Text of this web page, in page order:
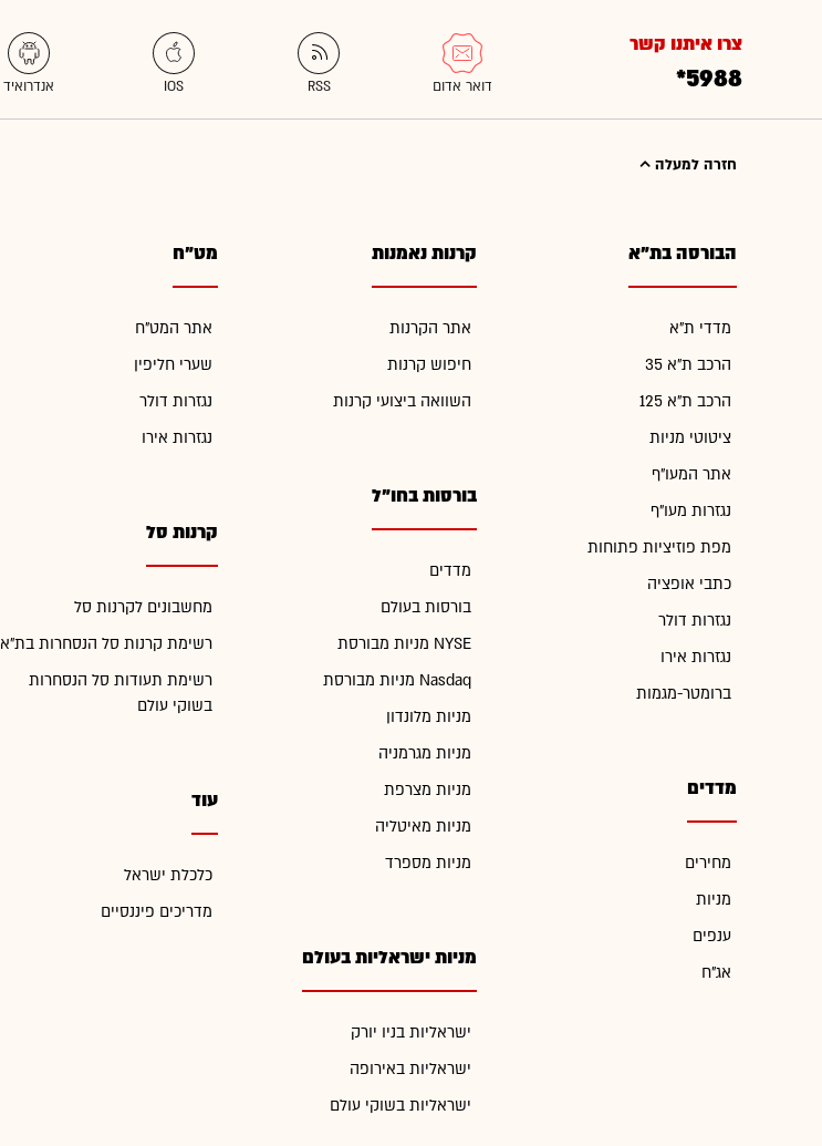
צרו איתנו קשר
*5988
חזרה למעלה
הבורסה בת"א
מדדי ת"א
הרכב ת"א 35
הרכב ת"א 125
ציטוטי מניות
אתר המעו"ף
נגזרות מעו"ף
מפת פוזיציות פתוחות
כתבי אופציה
נגזרות דולר
נגזרות אירו
ברומטר-מגמות
מדדים
מחירים
מניות
ענפים
אג"ח
קרנות נאמנות
אתר הקרנות
חיפוש קרנות
השוואה ביצועי קרנות
בורסות בחו"ל
מדדים
בורסות בעולם
מניות מבורסת NYSE
מניות מבורסת Nasdaq
מניות מלונדון
מניות מגרמניה
מניות מצרפת
מניות מאיטליה
מניות מספרד
מניות ישראליות בעולם
ישראליות בניו יורק
ישראליות באירופה
ישראליות בשוקי עולם
מט"ח
אתר המט"ח
שערי חליפין
נגזרות דולר
נגזרות אירו
קרנות סל
מחשבונים לקרנות סל
רשימת קרנות סל הנסחרות בת"א
רשימת תעודות סל הנסחרות
בשוקי עולם
עוד
כלכלת ישראל
מדריכים פיננסיים